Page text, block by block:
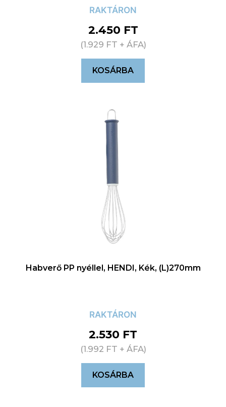
RAKTÁRON
2.450 FT
(1.929 FT + ÁFA)
KOSÁRBA
Habverő PP nyéllel, HENDI, Kék, (L)270mm
RAKTÁRON
2.530 FT
(1.992 FT + ÁFA)
KOSÁRBA